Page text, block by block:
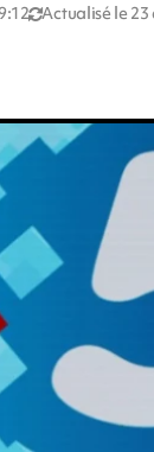
Actualisé le 23